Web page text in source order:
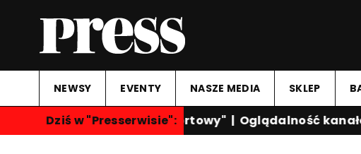
NEWSY EVENTY NASZE MEDIA SKLEP
Dziś w "Presserwisie":
"Przegląd Sportowy"|Oglądalność